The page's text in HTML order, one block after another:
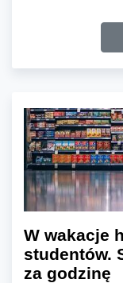
W wakacje
studentów.
za godzinę